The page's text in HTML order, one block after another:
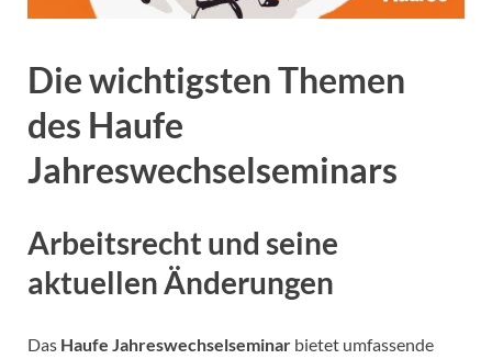
Die wichtigsten Themen
des Haufe
Jahreswechselseminars
Arbeitsrecht und seine
aktuellen Änderungen
Das Haufe Jahreswechselseminar bietet umfassende